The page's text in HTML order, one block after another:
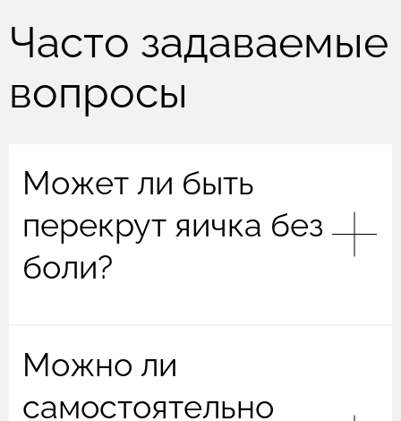
Часто задаваемые
вопросы
Может ли быть
перекрут яичка без
боли?
болью, безболезненные случаи крайне редки, но
признаками являются острая боль (чаще внезапная
Можно ли
самостоятельно